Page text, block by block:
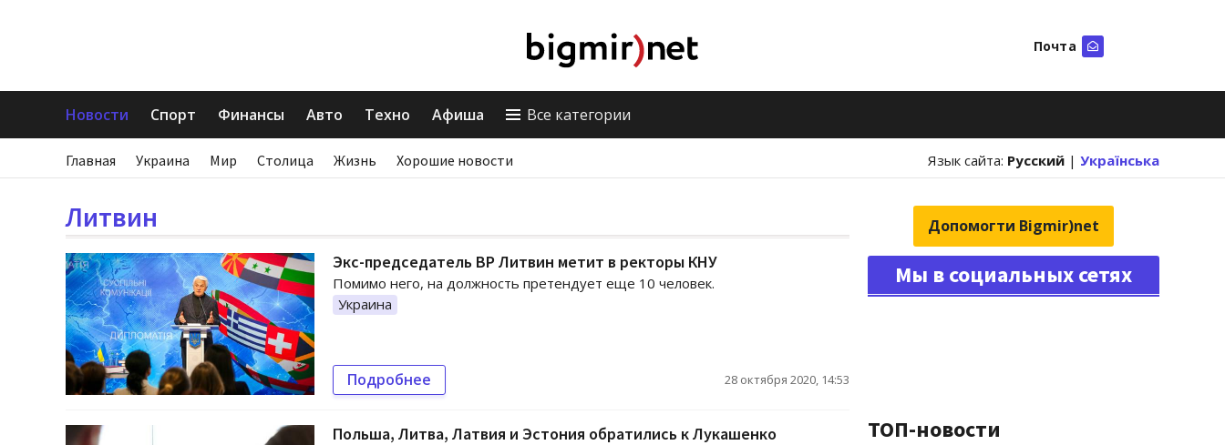
Почта
Новости Спорт Финансы Авто Техно Афиша Все категории
Главная Украина Мир Столица Жизнь Хорошие новости Язык сайта: Русский | Українська
Литвин
Экс-председатель ВР Литвин метит в ректоры КНУ
Помимо него, на должность претендует еще 10 человек.
Украина
Подробнее 28 октября 2020, 14:53
Польша, Литва, Латвия и Эстония обратились к Лукашенко
Допомогти Bigmir)net
Мы в социальных сетях
ТОП-новости